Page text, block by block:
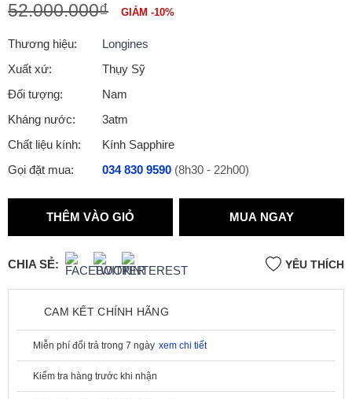
52.000.000₫ GIẢM -10%
Thương hiệu:
Longines
Xuất xứ:
Thụy Sỹ
Đối tượng:
Nam
Kháng nước:
3atm
Chất liệu kính:
Kính Sapphire
Gọi đặt mua:
034 830 9590 (8h30 - 22h00)
THÊM VÀO GIỎ MUA NGAY
CHIA SẺ: YÊU THÍCH
CAM KẾT CHÍNH HÃNG
Miễn phí đổi trả trong 7 ngày xem chi tiết
Kiểm tra hàng trước khi nhận